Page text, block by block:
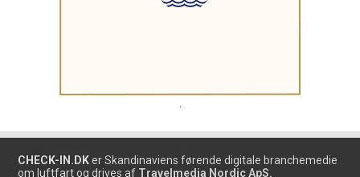
CHECK-IN.DK er Skandinaviens førende digitale branchemedie
om luftfart og drives af Travelmedia Nordic ApS.